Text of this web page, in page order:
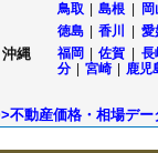
鳥取 島根
徳島 香川 愛
縄 福岡 佐賀 長
分
宮崎 鹿児
不動産価格・相場デー